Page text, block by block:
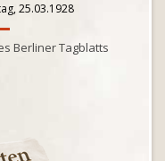
25.03.1928
Berliner Tagblatts